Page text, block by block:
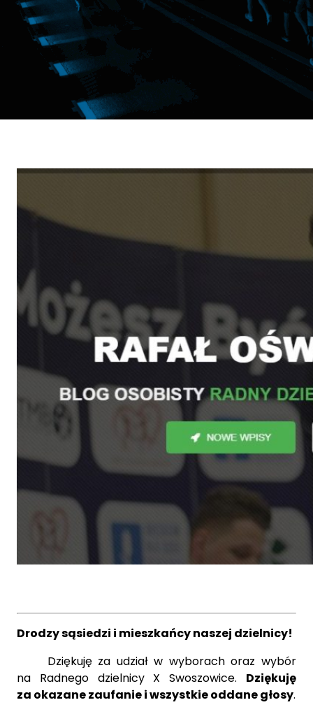
Drodzy sąsiedzi i mieszkańcy naszej dzielnicy!
Dziękuję za udział w wyborach oraz wybór
na Radnego dzielnicy X Swoszowice. Dziękuję
za okazane zaufanie i wszystkie oddane głosy.